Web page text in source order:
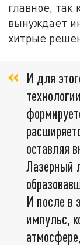
главное, так
вынуждает
хитрые
И для
оставляя
Лазерный
И после в
импульс,